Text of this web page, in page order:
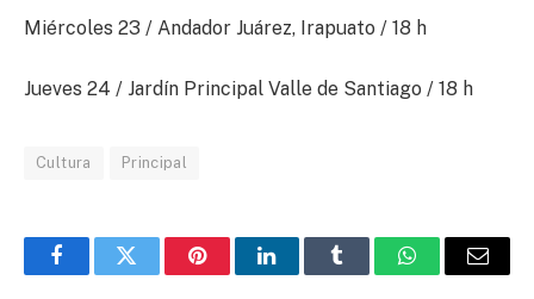
Miércoles 23 / Andador Juárez, Irapuato / 18 h
Jueves 24 / Jardín Principal Valle de Santiago / 18 h
Cultura Principal
FacebookTwitter PinterestLinkedInTumblr WhatsAppEmail